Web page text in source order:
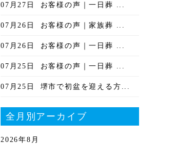
07月27日 お客様の声｜一日葬 ...
07月26日 お客様の声｜家族葬 ...
07月26日 お客様の声｜一日葬 ...
07月25日 お客様の声｜一日葬 ...
07月25日 堺市で初盆を迎える方...
全月別アーカイブ
2026年8月